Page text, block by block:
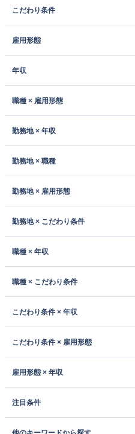
こだわり条件
雇用形態
年収
職種 × 雇用形態
勤務地 × 年収
勤務地 × 職種
勤務地 × 雇用形態
勤務地 × こだわり条件
職種 × 年収
職種 × こだわり条件
こだわり条件 × 年収
こだわり条件 × 雇用形態
雇用形態 × 年収
注目条件